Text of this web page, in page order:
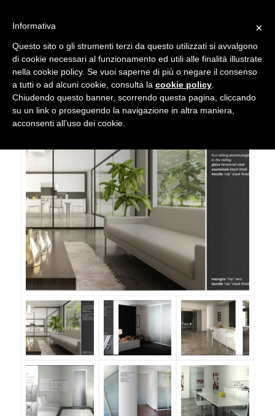
CATALOGO
×
Informativa
Questo sito o gli strumenti terzi da questo utilizzati si avvalgono
di cookie necessari al funzionamento ed utili alle finalità illustrate
nella cookie policy. Se vuoi saperne di più o negare il consenso
a tutti o ad alcuni cookie, consulta la cookie policy
Chiudendo questo banner, scorrendo questa pagina, cliccando
su un link o proseguendo la navigazione in altra maniera,
acconsenti all’uso dei cookie.